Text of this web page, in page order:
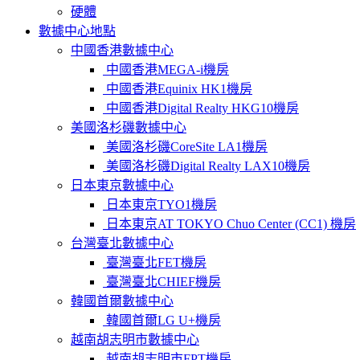
硬體
數據中心地點
中國香港數據中心
中國香港MEGA-i機房
中國香港Equinix HK1機房
中國香港Digital Realty HKG10機房
美國洛杉磯數據中心
美國洛杉磯CoreSite LA1機房
美國洛杉磯Digital Realty LAX10機房
日本東京數據中心
日本東京TYO1機房
日本東京AT TOKYO Chuo Center (CC1) 機房
台灣臺北數據中心
臺灣臺北FET機房
臺灣臺北CHIEF機房
韓國首爾數據中心
韓國首爾LG U+機房
越南胡志明市數據中心